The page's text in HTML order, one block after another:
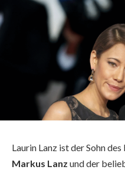
Laurin Lanz ist der Sohn
Markus Lanz und der